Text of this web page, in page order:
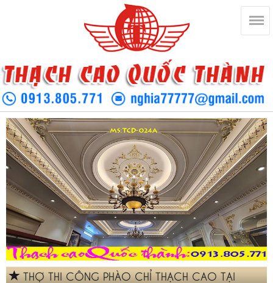
THỢ THI CÔNG PHÀO CHỈ THẠCH CAO TẠI